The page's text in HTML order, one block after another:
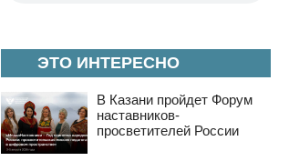
ЭТО ИНТЕРЕСНО
В Казани пройдет Форум
наставников-
просветителей России